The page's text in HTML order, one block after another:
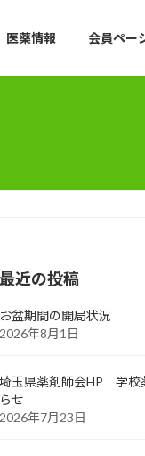
医薬情報 会員ペー
最近の投稿
お盆期間の開局状況
2026年8月1日
埼玉県薬剤師会HP 学校
らせ
2026年7月23日